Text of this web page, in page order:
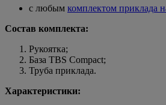
с любым комплектом приклада
Состав комплекта:
Рукоятка;
База TBS Compact;
Труба приклада.
Характеристики: